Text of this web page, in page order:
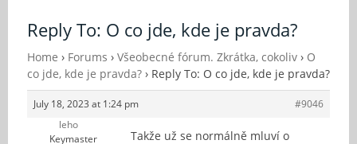
Fórum
Reply To: O co jde, kde je pravda?
Home › Forums › Všeobecné fórum. Zkrátka, cokoliv › O
co jde, kde je pravda? › Reply To: O co jde, kde je pravda?
July 18, 2023 at 1:24 pm
#9046
leho
Keymaster
Takže už se normálně mluví o